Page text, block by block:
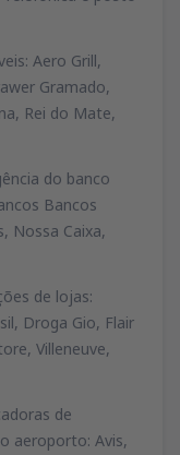
Aero Grill,
Gramado,
Rei do Mate,
do banco
Bancos
Nossa Caixa,
de lojas:
Droga Gio, Flair
Villeneuve,
de
aeroporto: Avis,